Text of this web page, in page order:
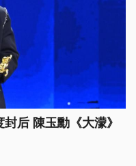
后 陳玉勳《大濛》